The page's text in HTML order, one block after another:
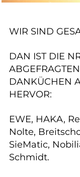
WIR SIND
DAN IST DIE
DANKÜCHEN
HERVOR:
EWE, HAKA,
Nolte,
SieMatic,
Schmidt.